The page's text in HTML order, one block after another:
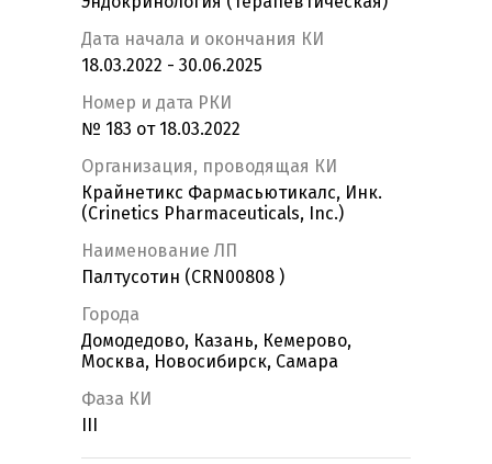
Дата начала и окончания КИ
18.03.2022 - 30.06.2025
Номер и дата РКИ
№ 183 от 18.03.2022
Организация, проводящая КИ
Крайнетикс Фармасьютикалс, Инк.
(Crinetics Pharmaceuticals, Inc.)
Наименование ЛП
Палтусотин (CRN00808 )
Города
Домодедово, Казань, Кемерово,
Москва, Новосибирск, Самара
Фаза КИ